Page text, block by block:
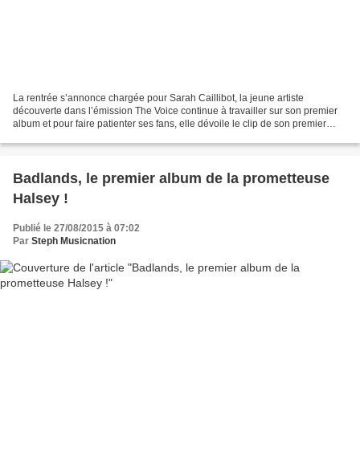
La rentrée s’annonce chargée pour Sarah Caillibot, la jeune artiste
découverte dans l’émission The Voice continue à travailler sur son premier
album et pour faire patienter ses fans, elle dévoile le clip de son premier
Badlands, le premier album de la prometteuse
Halsey !
Publié le 27/08/2015 à 07:02
Par Steph Musicnation